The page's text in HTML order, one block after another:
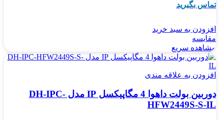
تماس بگیرید
افزودن به سبد خرید
مقایسه
مشاهده سریع
افزودن به علاقه مندی
دوربین بولت داهوا 4 مگاپیکسل IP مدل DH-IPC-
HFW2449S-S-IL